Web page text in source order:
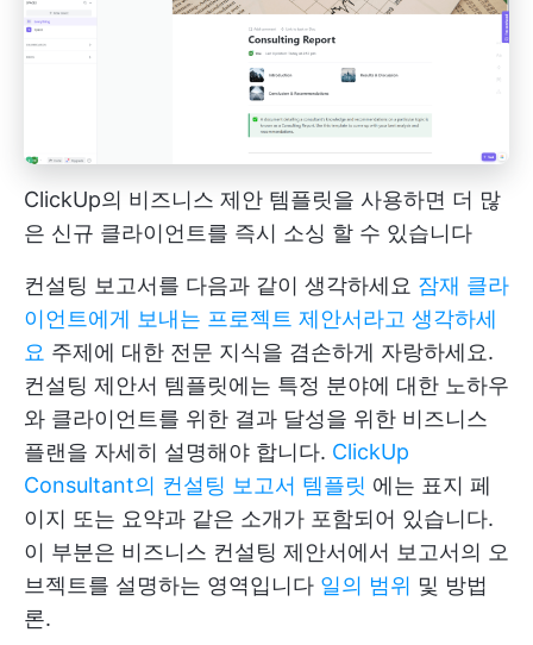
ClickUp의 비즈니스 제안 템플릿을 사용하면 더 많
은 신규 클라이언트를 즉시 소싱 할 수 있습니다
컨설팅 보고서를 다음과 같이 생각하세요 잠재 클라
이언트에게 보내는 프로젝트 제안서라고 생각하세
요 주제에 대한 전문 지식을 겸손하게 자랑하세요.
컨설팅 제안서 템플릿에는 특정 분야에 대한 노하우
와 클라이언트를 위한 결과 달성을 위한 비즈니스
플랜을 자세히 설명해야 합니다. ClickUp
Consultant의 컨설팅 보고서 템플릿 에는 표지 페
이지 또는 요약과 같은 소개가 포함되어 있습니다.
이 부분은 비즈니스 컨설팅 제안서에서 보고서의 오
브젝트를 설명하는 영역입니다 일의 범위 및 방법
론.